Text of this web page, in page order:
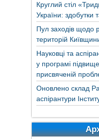
Круглий стіл
України: здобутки
Пул заходів щодо
територій
Науковці та
у програмі
присвяченій
Оновлено склад
аспірантури